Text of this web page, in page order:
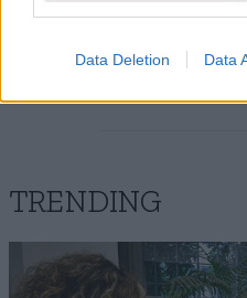
Data Deletion Data
TRENDING